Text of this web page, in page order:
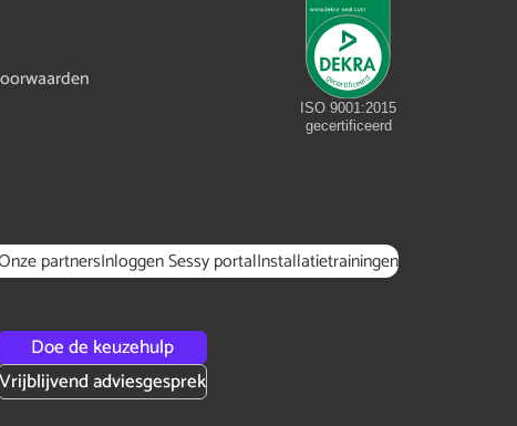
ISO 9001:2015
gecertificeerd
partnersInloggen Sessy portalInstallatietrainingen
Doe de keuzehulp
Vrijblijvend adviesgesprek